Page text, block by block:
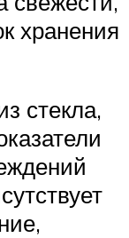
хранения
стекла,